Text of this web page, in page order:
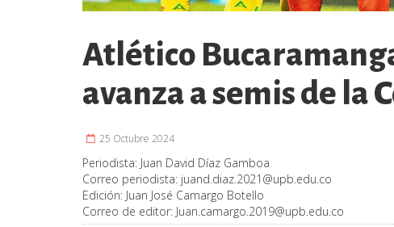
Atlético
avanza a semis de la
25 Octubre 2024
Periodista: Juan David Díaz Gamboa
Correo periodista: juand.diaz.2021@upb.edu.co
Edición: Juan José Camargo Botello
Correo de editor: Juan.camargo.2019@upb.edu.co